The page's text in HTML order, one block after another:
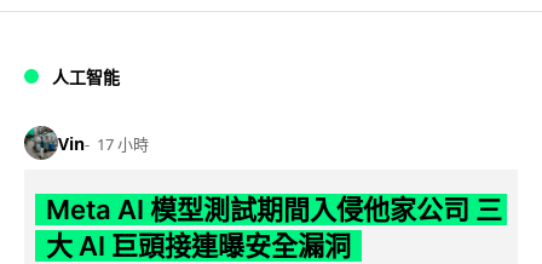
人工智能
Vin 17 小時
Meta AI 模型測試期間入侵他家公司 三
大 AI 巨頭接連曝安全漏洞